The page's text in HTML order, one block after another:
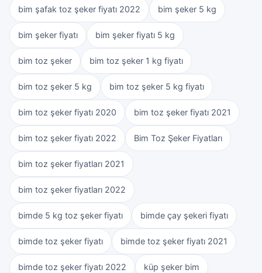
bim şafak toz şeker fiyatı 2022 bim şeker 5 kg
bim şeker fiyatı bim şeker fiyatı 5 kg
bim toz şeker bim toz şeker 1 kg fiyatı
bim toz şeker 5 kg bim toz şeker 5 kg fiyatı
bim toz şeker fiyatı 2020 bim toz şeker fiyatı 2021
bim toz şeker fiyatı 2022 Bim Toz Şeker Fiyatları
bim toz şeker fiyatları 2021
bim toz şeker fiyatları 2022
bimde 5 kg toz şeker fiyatı bimde çay şekeri fiyatı
bimde toz şeker fiyatı bimde toz şeker fiyatı 2021
bimde toz şeker fiyatı 2022 küp şeker bim